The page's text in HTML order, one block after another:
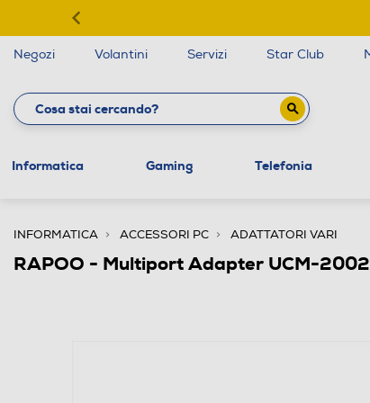
Negozi Volantini Servizi Star Club
Informatica Gaming Telefonia
INFORMATICA ACCESSORI PC ADATTATORI VARI
RAPOO - Multiport Adapter UCM-